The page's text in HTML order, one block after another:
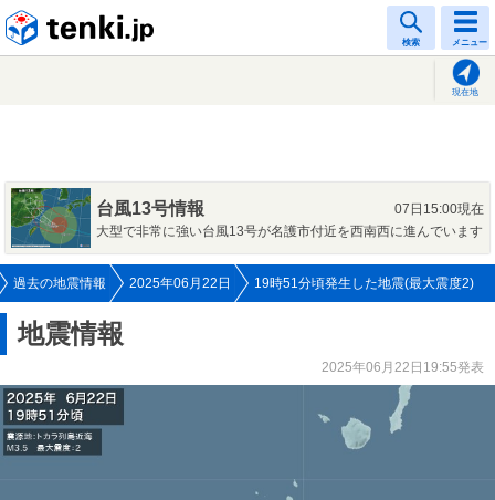
検索 メニュー
現在地
台風13号情報
07日15:00現在
大型で非常に強い台風13号が名護市付近を西南西に進んでいます
過去の地震情報 2025年06月22日 19時51分頃発生した地震(最大震度2)
地震情報
2025年06月22日19:55発表